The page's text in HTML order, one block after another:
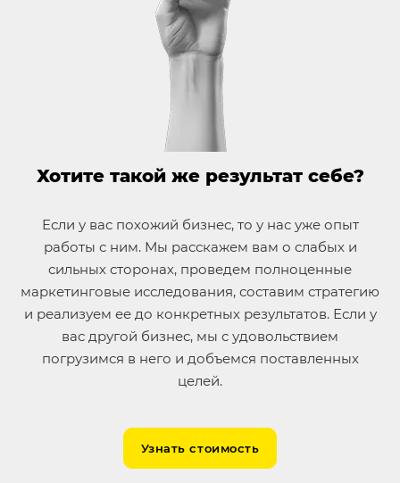
Хотите такой же результат себе?
Если у вас похожий бизнес, то у нас уже опыт
работы с ним. Мы расскажем вам о слабых и
сильных сторонах, проведем полноценные
маркетинговые исследования, составим стратегию
и реализуем ее до конкретных результатов. Если у
вас другой бизнес, мы с удовольствием
погрузимся в него и добъемся поставленных
целей.
Узнать стоимость